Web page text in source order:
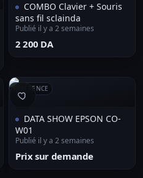
COMBO Clavier + Souris
sans fil sclainda
Publié il y a 2 semaines
⁦2 200 DA⁩
RÉFÉRENCE
DATA SHOW EPSON CO-
W01
Publié il y a 2 semaines
Prix sur demande